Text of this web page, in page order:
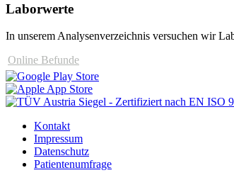
Laborwerte
In unserem Analysen­verzeichnis versuchen wir
Online Befunde
Kontakt
Impressum
Datenschutz
Patientenumfrage